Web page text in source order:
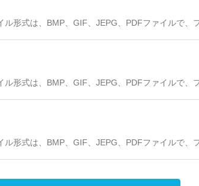
ル形式は、BMP、GIF、JEPG、PDFファイルで、
ル形式は、BMP、GIF、JEPG、PDFファイルで、
ル形式は、BMP、GIF、JEPG、PDFファイルで、